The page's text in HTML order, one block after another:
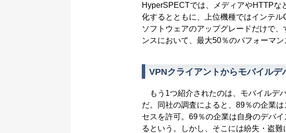
HyperSPECTでは、メディアやHTTPな
化するとともに、上位機種ではインテル
ソフトウェアのアップグレードだけで
ンスにおいて、最大50％のパフォーマン
VPNクライアントからモバイルデ
もう1つ紹介されたのは、モバイルデ
だ。同社の調査によると、89％の企業
セスを許可。69％の企業は自身のデバ
るという。しかし、そこには紛失・盗